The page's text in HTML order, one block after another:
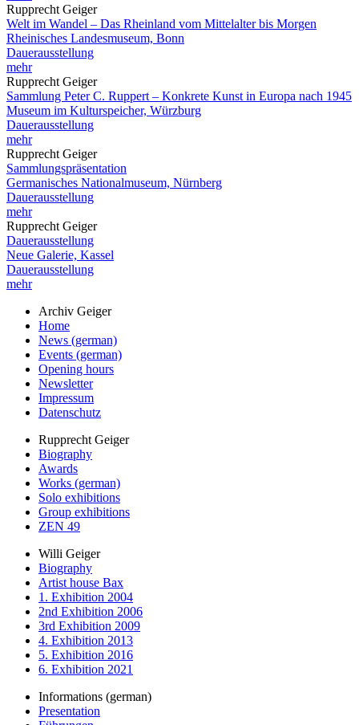
Rupprecht Geiger
Welt im Wandel – Das Rheinland vom Mittelalter bis Morgen
Rheinisches Landesmuseum, Bonn
Dauerausstellung
mehr
Rupprecht Geiger
Sammlung Peter C. Ruppert – Konkrete Kunst in Europa nach 1945
Museum im Kulturspeicher, Würzburg
Dauerausstellung
mehr
Rupprecht Geiger
Sammlungspräsentation
Germanisches Nationalmuseum, Nürnberg
Dauerausstellung
mehr
Rupprecht Geiger
Dauerausstellung
Neue Galerie, Kassel
Dauerausstellung
mehr
Archiv Geiger
Home
News (german)
Events (german)
Opening hours
Newsletter
Impressum
Datenschutz
Rupprecht Geiger
Biography
Awards
Works (german)
Solo exhibitions
Group exhibitions
ZEN 49
Willi Geiger
Biography
Artist house Bax
1. Exhibition 2004
2nd Exhibition 2006
3rd Exhibition 2009
4. Exhibition 2013
5. Exhibition 2016
6. Exhibition 2021
Informations (german)
Presentation